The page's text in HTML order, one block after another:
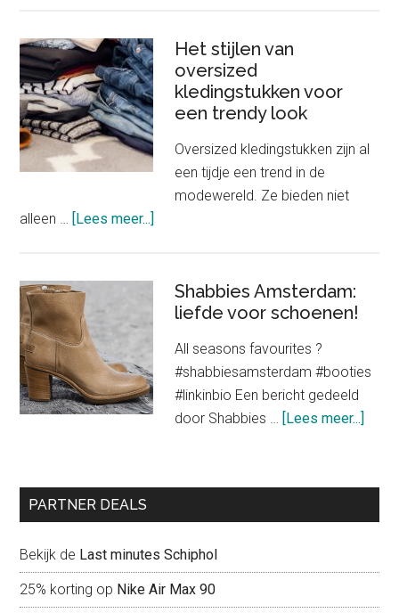
passende
onderkleding
Het stijlen van
oversized
kledingstukken voor
een trendy look
Oversized kledingstukken zijn al
een tijdje een trend in de
modewereld. Ze bieden niet
alleen … [Lees meer...]
oversized
voor
een
trendy
look
Shabbies Amsterdam:
liefde voor schoenen!
All seasons favourites ?
#shabbiesamsterdam #booties
#linkinbio Een bericht gedeeld
door Shabbies … [Lees meer...]
PARTNER DEALS
Bekijk de Last minutes Schiphol
25% korting op Nike Air Max 90